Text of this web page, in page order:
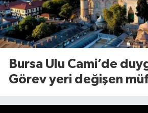
Bursa Ulu Cami’de
Görev yeri değişen